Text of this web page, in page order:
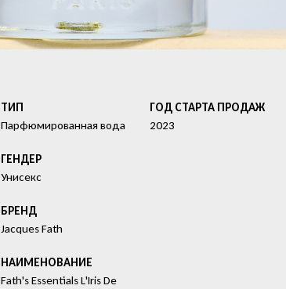
ТИП
Парфюмированная вода
ГЕНДЕР
Унисекс
БРЕНД
Jacques Fath
HАИМЕНОВАНИЕ
Fath's Essentials L'Iris De
ГОД СТАРТА ПРОДАЖ
2023